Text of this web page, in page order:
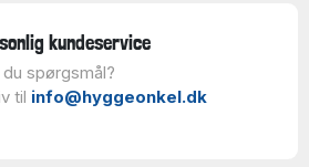
kundeservice
du spørgsmål?
til info@hyggeonkel.dk